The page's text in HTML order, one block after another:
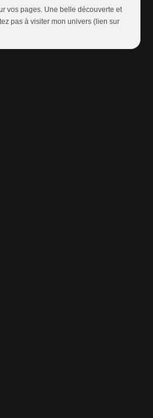
vos pages. Une belle découverte et
pas à visiter mon univers (lien sur